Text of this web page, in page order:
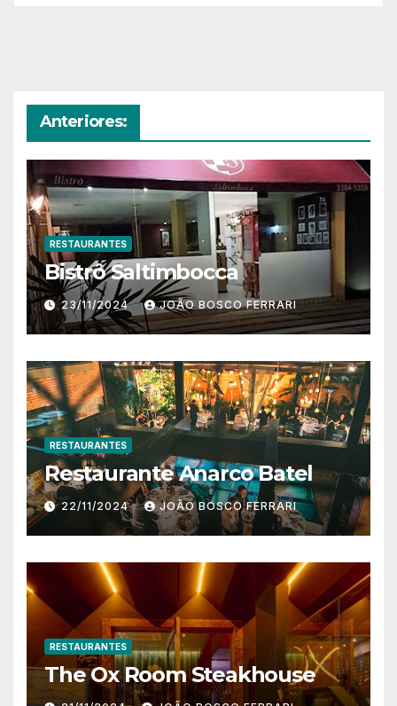
Anteriores:
RESTAURANTES
Bistrô Saltimbocca
23/11/2024 JOÃO BOSCO FERRARI
RESTAURANTES
Restaurante Anarco Batel
22/11/2024 JOÃO BOSCO FERRARI
RESTAURANTES
The Ox Room Steakhouse